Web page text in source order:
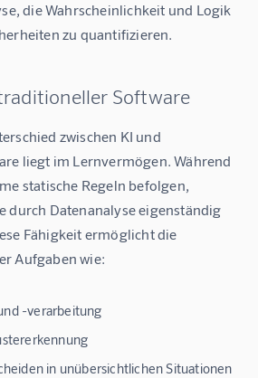
die Wahrscheinlichkeit und Logik
zu quantifizieren.
Software
zwischen KI und
liegt im Lernvermögen. Während
statische Regeln befolgen,
durch Datenanalyse eigenständig
Fähigkeit ermöglicht die
Aufgaben wie:
-verarbeitung
in unübersichtlichen Situationen